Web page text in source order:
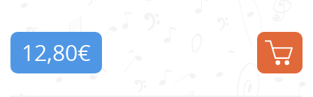
12,80€